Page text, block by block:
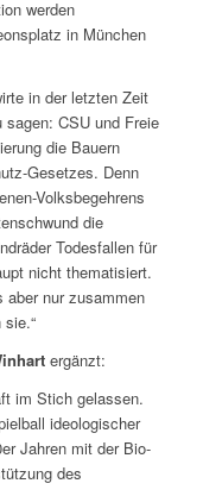
werden
in München
in der letzten Zeit
CSU und Freie
die Bauern
Gesetzes. Denn
Volksbegehrens
die
Todesfallen für
nicht thematisiert.
aber nur zusammen
ergänzt:
im Stich gelassen.
ideologischer
Jahren mit der Bio-
des